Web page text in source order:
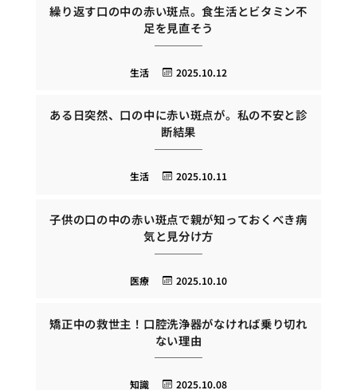
繰り返す口の中の赤い斑点。食生活とビタミン不
足を見直そう
2025.10.12
生活
ある日突然、口の中に赤い斑点が。私の不安と診
断結果
2025.10.11
生活
子供の口の中の赤い斑点で親が知っておくべき病
気と見分け方
2025.10.10
医療
矯正中の救世主！口腔洗浄器がなければ乗り切れ
ない理由
2025.10.08
知識